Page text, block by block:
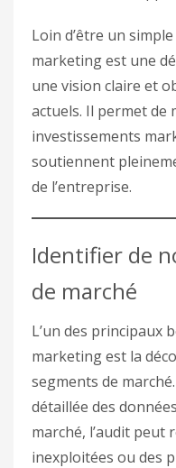
Loin d’être un
marketing est une
une vision claire et
actuels. Il permet de
investissements
soutiennent
de l’entreprise.
Identifier de
de marché
L’un des principaux
marketing est la
segments de
détaillée des
marché, l’audit peut
inexploitées ou des